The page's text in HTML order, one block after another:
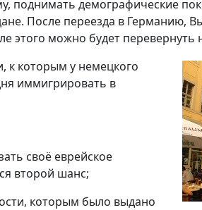
поднимать демографические
После переезда в Германию,
этого можно будет
к которым у немецкого
иммигрировать в
своё еврейское
второй шанс;
которым было выдано